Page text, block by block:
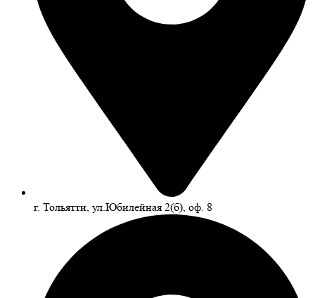
г. Тольятти, ул.Юбилейная 2(б), оф. 8